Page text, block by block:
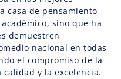
casa de pensamiento
sino que ha
demuestren
nacional en todas
el compromiso de la
y la excelencia.